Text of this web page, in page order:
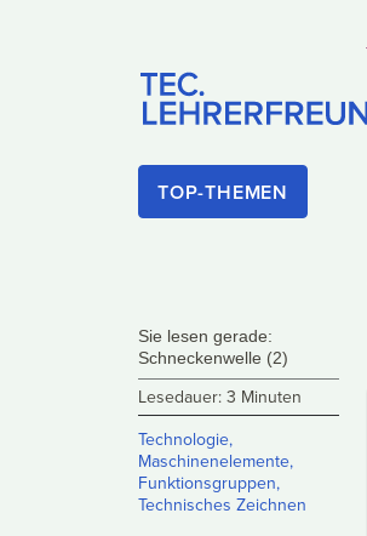
TOP-THEMEN
Sie lesen gerade:
Schneckenwelle (2)
Lesedauer: 3 Minuten
Technologie,
Maschinenelemente,
Funktionsgruppen,
Technisches Zeichnen